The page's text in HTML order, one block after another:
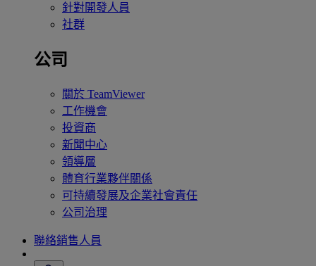
針對開發人員
社群
公司
關於 TeamViewer
工作機會
投資商
新聞中心
領導層
體育行業夥伴關係
可持續發展及企業社會責任
公司治理
聯絡銷售人員